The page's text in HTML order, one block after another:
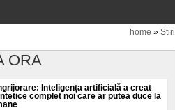
home » Stiri
ORA
Inteligența artificială a creat
complet noi care ar putea duce la